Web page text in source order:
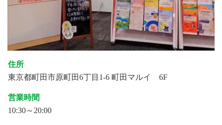
住所
東京都町田市原町田6丁目1-6 町田マルイ 6F
営業時間
10:30～20:00